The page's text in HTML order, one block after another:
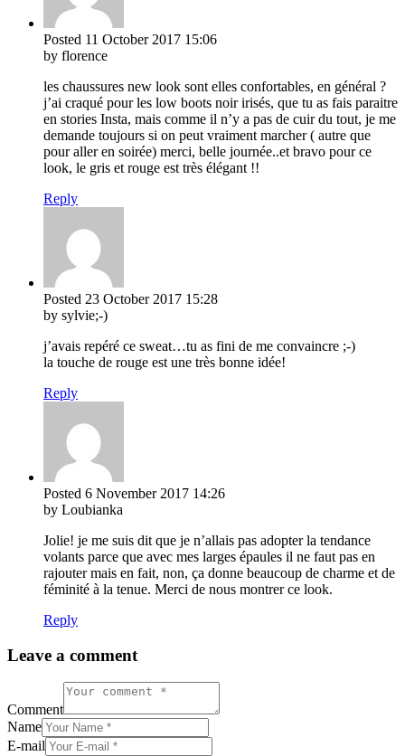
Posted 11 October 2017 15:06
by florence
les chaussures new look sont elles confortables, en général ?
j’ai craqué pour les low boots noir irisés, que tu as fais paraitre
en stories Insta, mais comme il n’y a pas de cuir du tout, je me
demande toujours si on peut vraiment marcher ( autre que
pour aller en soirée) merci, belle journée..et bravo pour ce
look, le gris et rouge est très élégant !!
Reply
Posted 23 October 2017 15:28
by sylvie;-)
j’avais repéré ce sweat…tu as fini de me convaincre ;-)
la touche de rouge est une très bonne idée!
Reply
Posted 6 November 2017 14:26
by Loubianka
Jolie! je me suis dit que je n’allais pas adopter la tendance
volants parce que avec mes larges épaules il ne faut pas en
rajouter mais en fait, non, ça donne beaucoup de charme et de
féminité à la tenue. Merci de nous montrer ce look.
Reply
Leave a comment
Comment
Name
E-mail